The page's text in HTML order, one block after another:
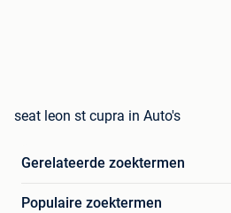
seat leon st cupra in Auto's
Gerelateerde zoektermen
Populaire zoektermen